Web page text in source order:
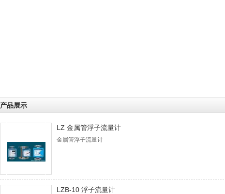
产品展示
LZ 金属管浮子流量计
金属管浮子流量计
LZB-10 浮子流量计